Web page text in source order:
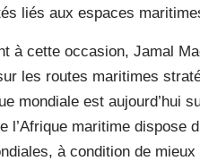
liés aux espaces
à cette occasion, Jamal
les routes maritimes
mondiale est aujourd’hui
l’Afrique maritime dispose
à condition de